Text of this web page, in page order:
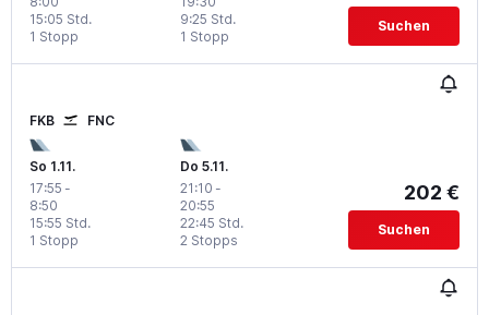
1 Stopp
15:05 Std.
1 Stopp
9:25 Std. Suchen
FKB FNC
So 1.11.
17:55 -
8:50
1 Stopp
15:55 Std.
Do 5.11.
21:10 -
20:55
2 Stopps
22:45 Std.
202 €
Suchen